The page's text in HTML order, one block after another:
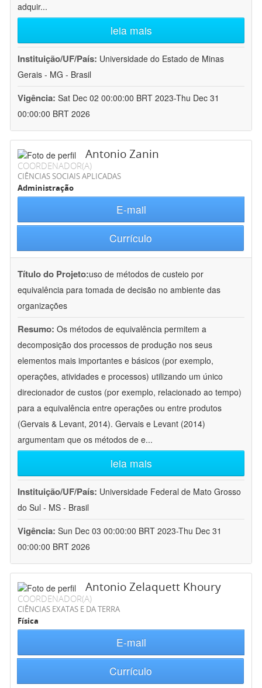
adquir...
leia mais
Instituição/UF/País: Universidade do Estado de Minas
Gerais - MG - Brasil
Vigência: Sat Dec 02 00:00:00 BRT 2023-Thu Dec 31
00:00:00 BRT 2026
Antonio Zanin
COORDENADOR(A)
CIÊNCIAS SOCIAIS APLICADAS
Administração
E-mail
Currículo
Título do Projeto:uso de métodos de custeio por
equivalência para tomada de decisão no ambiente das
organizações
Resumo: Os métodos de equivalência permitem a
decomposição dos processos de produção nos seus
elementos mais importantes e básicos (por exemplo,
operações, atividades e processos) utilizando um único
direcionador de custos (por exemplo, relacionado ao tempo)
para a equivalência entre operações ou entre produtos
(Gervais & Levant, 2014). Gervais e Levant (2014)
argumentam que os métodos de e...
leia mais
Instituição/UF/País: Universidade Federal de Mato Grosso
do Sul - MS - Brasil
Vigência: Sun Dec 03 00:00:00 BRT 2023-Thu Dec 31
00:00:00 BRT 2026
Antonio Zelaquett Khoury
COORDENADOR(A)
CIÊNCIAS EXATAS E DA TERRA
Física
E-mail
Currículo